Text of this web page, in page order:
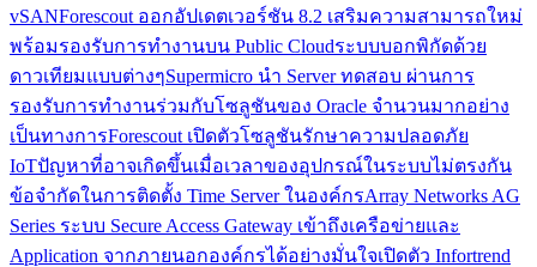
vSANForescout ออกอัปเดตเวอร์ชัน 8.2 เสริมความสามารถใหม่
พร้อมรองรับการทำงานบน Public Cloudระบบบอกพิกัดด้วย
ดาวเทียมแบบต่างๆSupermicro นำ Server ทดสอบ ผ่านการ
รองรับการทำงานร่วมกับโซลูชันของ Oracle จำนวนมากอย่าง
เป็นทางการForescout เปิดตัวโซลูชันรักษาความปลอดภัย
IoTปัญหาที่อาจเกิดขึ้นเมื่อเวลาของอุปกรณ์ในระบบไม่ตรงกัน
ข้อจำกัดในการติดตั้ง Time Server ในองค์กรArray Networks AG
Series ระบบ Secure Access Gateway เข้าถึงเครือข่ายและ
Application จากภายนอกองค์กรได้อย่างมั่นใจเปิดตัว Infortrend